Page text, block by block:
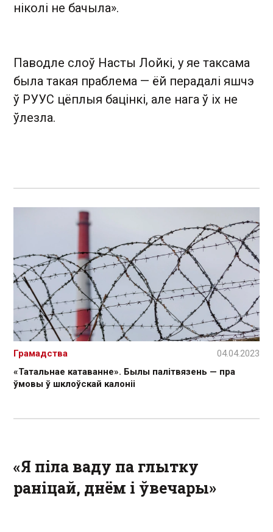
ніколі не бачыла».
Паводле слоў Насты Лойкі, у яе таксама
была такая праблема — ёй перадалі яшчэ
ў РУУС цёплыя бацінкі, але нага ў іх не
ўлезла.
«Татальнае катаванне». Былы палітвязень — пра
ўмовы ў шклоўскай калоніі
Грамадства 04.04.2023
«Я піла ваду па глытку
раніцай, днём і ўвечары»